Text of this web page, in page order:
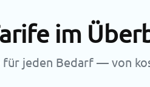
im
für jeden Bedarf — von